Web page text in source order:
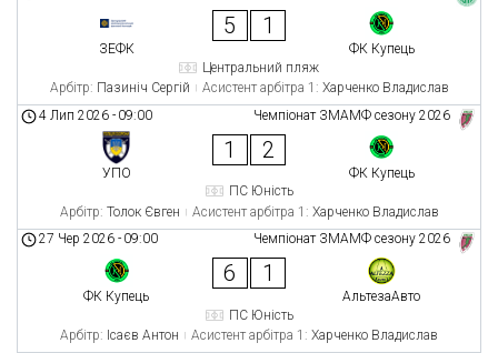
ЗЕФК
5 1
ФК Купець
Центральний пляж
Арбітр: Пазиніч Сергій Асистент арбітра 1: Харченко Владислав
Чемпіонат ЗМАМФ сезону 2026
4 Лип 2026 - 09:00
УПО
1 2
ФК Купець
ПС Юність
Арбітр: Толок Євген Асистент арбітра 1: Харченко Владислав
Чемпіонат ЗМАМФ сезону 2026
27 Чер 2026 - 09:00
ФК Купець
6 1
АльтезаАвто
ПС Юність
Арбітр: Ісаєв Антон Асистент арбітра 1: Харченко Владислав